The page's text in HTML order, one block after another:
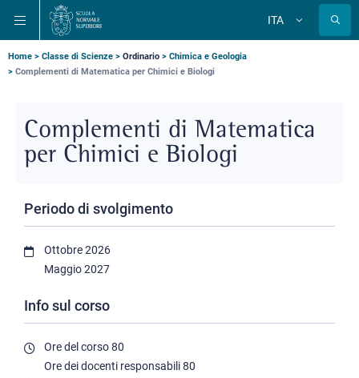
alla
navigazione
principale
contenuto
principale
alla
ricerca
principale
ITA
Briciole
Home Classe di Scienze Ordinario
Chimica e Geologia
Complementi di Matematica per Chimici e Biologi
Complementi di Matematica
per Chimici e Biologi
Periodo di svolgimento
Ottobre 2026
Maggio 2027
Info sul corso
Ore del corso80
Ore dei docenti responsabili80